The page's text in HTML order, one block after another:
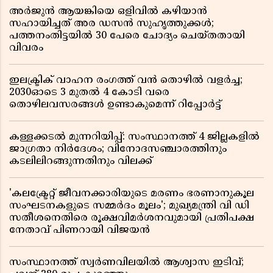
അർജുൻ ആയങ്കിയെ ഒളിവിൽ കഴിയാൻ
സഹായിച്ചത് അര ഡസൻ സുഹൃത്തുക്കൾ;
പത്തനംതിട്ടയിൽ 30 പേരെ ചോദ്യം ചെയ്തതായി
വിവരം ​​​​​​​
ഇലക്ട്രിക് വാഹന രംഗത്ത് വൻ തൊഴിൽ വളർച്ച;
2030ഓടെ 3 മുതൽ 4 കോടി വരെ
തൊഴിലവസരങ്ങൾ ഉണ്ടാകുമെന്ന് റിപ്പോർട്ട്
കള്ളക്കടൽ മുന്നറിയിപ്പ്: സംസ്ഥാനത്ത് 4 ജില്ലകളിൽ
ജാഗ്രതാ നിർദേശം; വിനോദസഞ്ചാരത്തിനും
കടലിലിറങ്ങുന്നതിനും വിലക്ക്
'കലക്ട്രേറ്റ് ജീവനക്കാരിയുടെ മരണം ഭരണാനുകൂല
സംഘടനകളുടെ സമ്മർദം മൂലം'; മുഖ്യമന്ത്രി വി ഡി
സതീശനെതിരെ രൂക്ഷവിമർശനവുമായി പ്രതിപക്ഷ
നേതാവ് പിണറായി വിജയൻ
സംസ്ഥാനത്ത് സ്വര്‍ണവിലയില്‍ ആശ്വാസ ഇടിവ്;